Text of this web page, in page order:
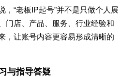
，“老板IP起号”并不是只做个人展
门店、产品、服务、行业经验和
，让账号内容更容易形成清晰的
与指导答疑